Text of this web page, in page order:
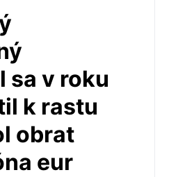
sa v roku
k rastu
obrat
eur